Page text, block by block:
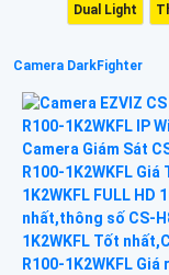
Dual Light
Camera DarkFighter